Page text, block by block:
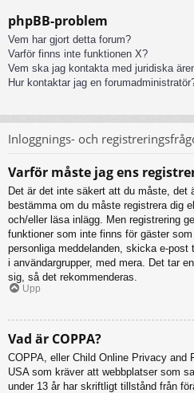
phpBB-problem
Vem har gjort detta forum?
Varför finns inte funktionen X?
Vem ska jag kontakta med juridiska
Hur kontaktar jag en
Inloggnings- och
Varför måste jag ens
Det är det inte säkert att du måste, det
bestämma om du måste registrera dig
och/eller läsa inlägg. Men registrering
funktioner som inte finns för gäster
personliga meddelanden, skicka e-post
i användargrupper, med mera. Det tar
sig, så det rekommenderas.
Upp
Vad är COPPA?
COPPA, eller Child Online Privacy and
USA som kräver att webbplatser som
under 13 år har skriftligt tillstånd från